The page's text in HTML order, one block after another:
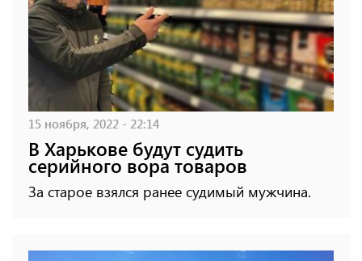
15 ноября, 2022 - 22:14
В Харькове будут судить
серийного вора товаров
За старое взялся ранее судимый мужчина.